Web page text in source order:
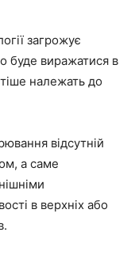
загрожує
буде виражатися в
належать до
відсутній
а саме
в верхніх або